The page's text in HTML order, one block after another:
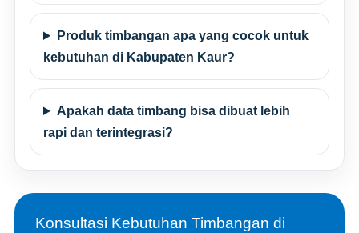
Produk timbangan apa yang cocok untuk
kebutuhan di Kabupaten Kaur?
Apakah data timbang bisa dibuat lebih
rapi dan terintegrasi?
Konsultasi Kebutuhan Timbangan di